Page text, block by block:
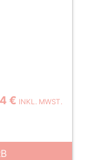
€ INKL. MWST.